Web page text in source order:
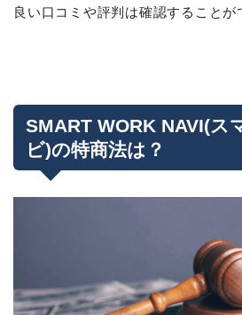
良い口コミや評判は確認することが
SMART WORK NAVI(ス
ビ)の特商法は？